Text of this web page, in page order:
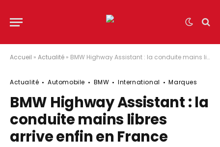
Accueil » Actualité » BMW Highway Assistant : la conduite mains libres arrive enfin en France
Actualité Automobile BMW International Marques
BMW Highway Assistant : la
conduite mains libres
arrive enfin en France